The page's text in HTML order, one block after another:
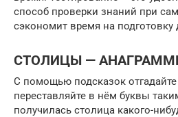
способ проверки знаний при
сэкономит время на
СТОЛИЦЫ —
С помощью подсказок
переставляйте в нём буквы
получилась столица какого-